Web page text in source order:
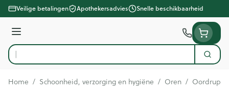
Ga naar de inhoud
Veilige betalingen Apothekersadvies Snelle beschikbaarheid
Menu
Product, merk, categorie...
Zoek
Home / Schoonheid, verzorging en hygiëne / Oren /